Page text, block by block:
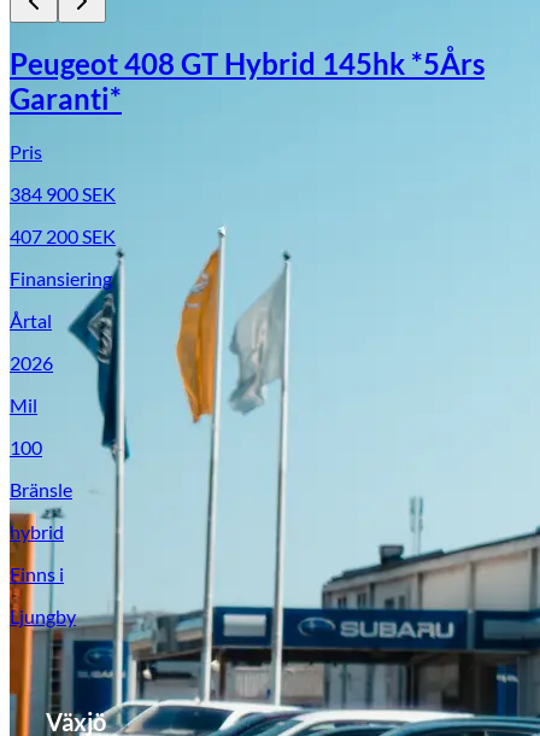
Suzuki
Peugeot 408 GT Hybrid 145hk *5Års
Garanti*
Pris
384 900SEK
407 200SEK
Finansiering
Årtal
2026
Mil
100
Bränsle
hybrid
Finns i
Ljungby
Växjö